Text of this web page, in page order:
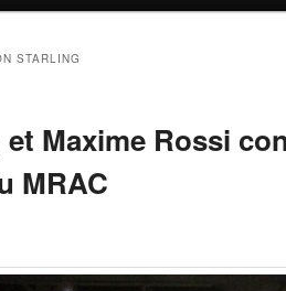
STARLING
Maxime Rossi
MRAC